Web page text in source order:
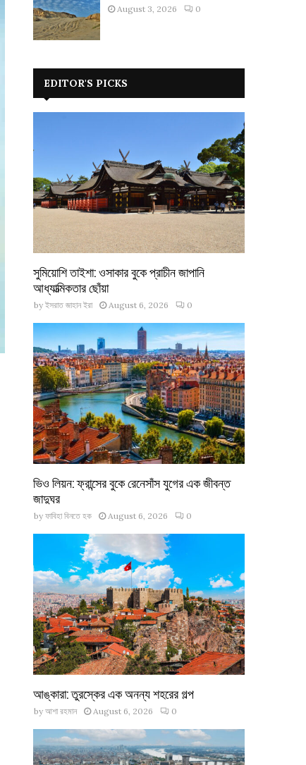
August 3, 2026 0
EDITOR'S PICKS
সুমিয়োশি তাইশা: ওসাকার বুকে প্রাচীন জাপানি
আধ্যাত্মিকতার ছোঁয়া
by ইসরাত জাহান ইরা August 6, 2026 0
ভিও লিয়ন: ফ্রান্সের বুকে রেনেসাঁস যুগের এক জীবন্ত
জাদুঘর
by ফাবিহা বিনতে হক August 6, 2026 0
আঙ্কারা: তুরস্কের এক অনন্য শহরের গল্প
by আশা রহমান August 6, 2026 0